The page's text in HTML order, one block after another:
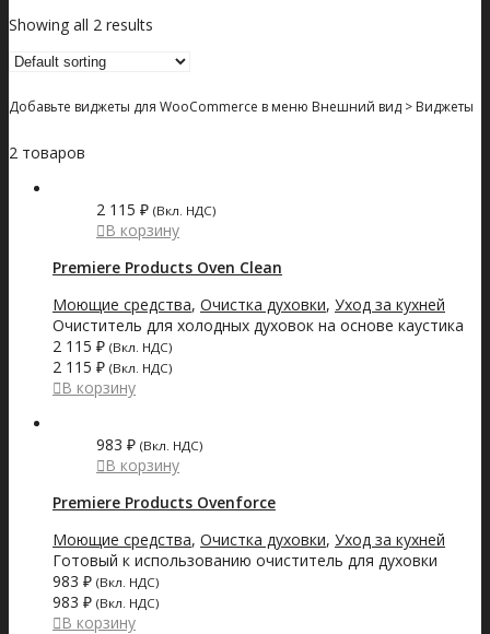
Showing all 2 results
Добавьте виджеты для WooCommerce в меню Внешний вид > Виджеты
2 товаров
2 115 ₽ (Вкл. НДС)
В корзину
Premiere Products Oven Clean
Моющие средства, Очистка духовки, Уход за кухней
Очиститель для холодных духовок на основе каустика
2 115 ₽ (Вкл. НДС)
2 115 ₽ (Вкл. НДС)
В корзину
983 ₽ (Вкл. НДС)
В корзину
Premiere Products Ovenforce
Моющие средства, Очистка духовки, Уход за кухней
Готовый к использованию очиститель для духовки
983 ₽ (Вкл. НДС)
983 ₽ (Вкл. НДС)
В корзину